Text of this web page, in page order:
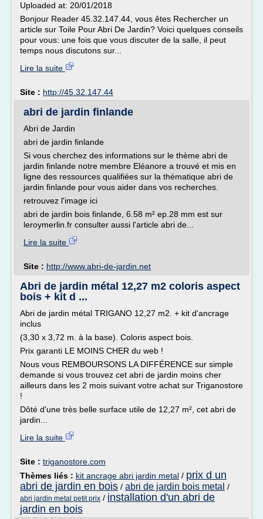
Uploaded at: 20/01/2018
Bonjour Reader 45.32.147.44, vous êtes Rechercher un
article sur Toile Pour Abri De Jardin? Voici quelques conseils
pour vous: une fois que vous discuter de la salle, il peut
temps nous discutons sur...
Lire la suite
Site : http://45.32.147.44
abri de jardin finlande
Abri de Jardin
abri de jardin finlande
Si vous cherchez des informations sur le thème abri de
jardin finlande notre membre Eléanore a trouvé et mis en
ligne des ressources qualifiées sur la thématique abri de
jardin finlande pour vous aider dans vos recherches.
retrouvez l'image ici
abri de jardin bois finlande, 6.58 m² ep.28 mm est sur
leroymerlin.fr consulter aussi l'article abri de...
Lire la suite
Site : http://www.abri-de-jardin.net
Abri de jardin métal 12,27 m2 coloris aspect
bois + kit d ...
Abri de jardin métal TRIGANO 12,27 m2. + kit d'ancrage
inclus
(3,30 x 3,72 m. à la base). Coloris aspect bois.
Prix garanti LE MOINS CHER du web !
Nous vous REMBOURSONS LA DIFFÉRENCE sur simple
demande si vous trouvez cet abri de jardin moins cher
ailleurs dans les 2 mois suivant votre achat sur Triganostore
!
Dôté d'une très belle surface utile de 12,27 m², cet abri de
jardin...
Lire la suite
Site : triganostore.com
Thèmes liés : kit ancrage abri jardin metal / prix d un
abri de jardin en bois / abri de jardin bois metal /
abri jardin metal petit prix / installation d'un abri de
jardin en bois